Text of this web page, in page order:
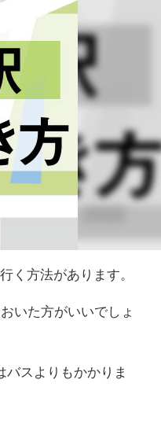
く方法があります。
いた方がいいでしょ
スよりもかかりま